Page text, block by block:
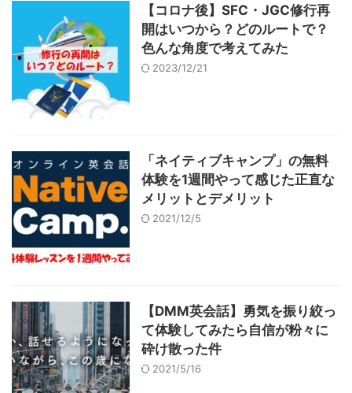
【コロナ後】SFC・JGC修行再
開はいつから？どのルートで？
色んな角度で考えてみた
2023/12/21
「ネイティブキャンプ」の無料
体験を1週間やって感じた正直な
メリットとデメリット
2021/12/5
【DMM英会話】勇気を振り絞っ
て体験してみたら自信が粉々に
砕け散った件
2021/5/16